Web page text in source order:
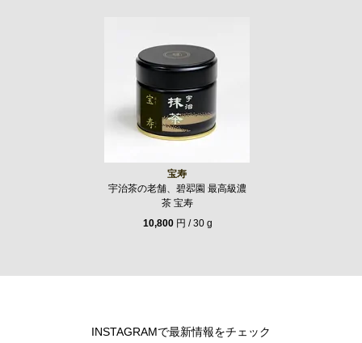
宝寿
宇治茶の老舗、碧翆園 最高級濃
茶 宝寿
10,800 円 / 30 g
INSTAGRAMで最新情報をチェック